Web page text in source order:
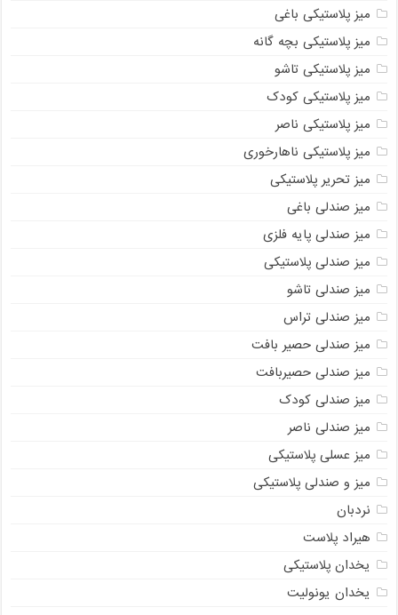
میز پلاستیکی باغی
میز پلاستیکی بچه گانه
میز پلاستیکی تاشو
میز پلاستیکی کودک
میز پلاستیکی ناصر
میز پلاستیکی ناهارخوری
میز تحریر پلاستیکی
میز صندلی باغی
میز صندلی پایه فلزی
میز صندلی پلاستیکی
میز صندلی تاشو
میز صندلی تراس
میز صندلی حصیر بافت
میز صندلی حصیربافت
میز صندلی کودک
میز صندلی ناصر
میز عسلی پلاستیکی
میز و صندلی پلاستیکی
نردبان
هیراد پلاست
یخدان پلاستیکی
یخدان یونولیت